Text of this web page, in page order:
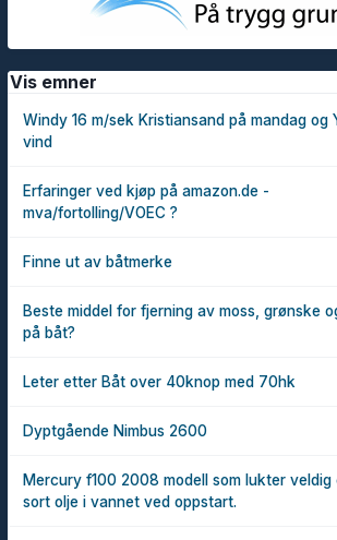
Vis emner
Windy 16 m/sek Kristiansand på mandag og
vind
Erfaringer ved kjøp på amazon.de -
mva/fortolling/VOEC ?
Finne ut av båtmerke
Beste middel for fjerning av moss, grønske
på båt?
Leter etter Båt over 40knop med 70hk
Dyptgående Nimbus 2600
Mercury f100 2008 modell som lukter veldig
sort olje i vannet ved oppstart.